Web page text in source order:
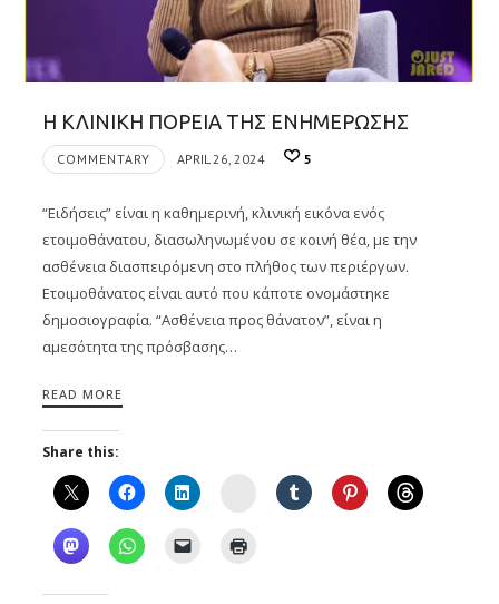
Η ΚΛΙΝΙΚΗ ΠΟΡΕΙΑ ΤΗΣ ΕΝΗΜΕΡΩΣΗΣ
COMMENTARY APRIL 26, 2024 5
“Ειδήσεις” είναι η καθημερινή, κλινική εικόνα ενός
ετοιμοθάνατου, διασωληνωμένου σε κοινή θέα, με την
ασθένεια διασπειρόμενη στο πλήθος των περιέργων.
Ετοιμοθάνατος είναι αυτό που κάποτε ονομάστηκε
δημοσιογραφία. “Ασθένεια προς θάνατον”, είναι η
αμεσότητα της πρόσβασης…
READ MORE
Share this:
Instagram